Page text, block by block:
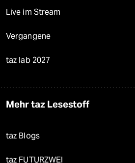
Live im Stream
Vergangene
taz lab 2027
Mehr taz Lesestoff
taz Blogs
taz FUTURZWEI